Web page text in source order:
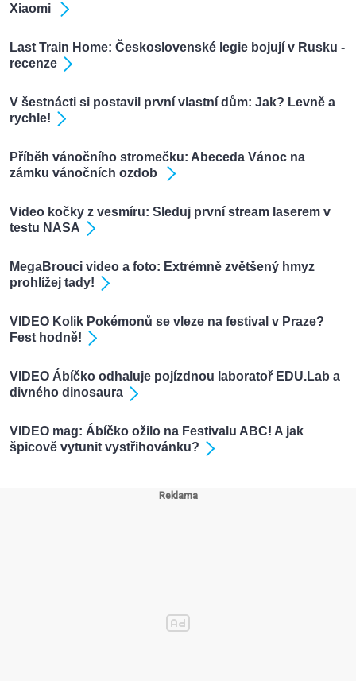
Xiaomi
Last Train Home: Československé legie bojují v Rusku -
recenze
V šestnácti si postavil první vlastní dům: Jak? Levně a
rychle!
Příběh vánočního stromečku: Abeceda Vánoc na
zámku vánočních ozdob
Video kočky z vesmíru: Sleduj první stream laserem v
testu NASA
MegaBrouci video a foto: Extrémně zvětšený hmyz
prohlížej tady!
VIDEO Kolik Pokémonů se vleze na festival v Praze?
Fest hodně!
VIDEO Ábíčko odhaluje pojízdnou laboratoř EDU.Lab a
divného dinosaura
VIDEO mag: Ábíčko ožilo na Festivalu ABC! A jak
špicově vytunit vystřihovánku?